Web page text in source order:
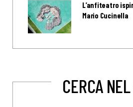
L’anfiteatro
Mario Cucinella
CERCA